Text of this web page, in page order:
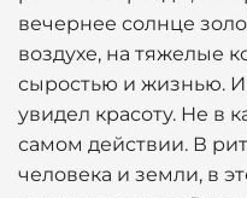
вечернее солнце
воздухе, на тяжелые
сыростью и жизнью. И
увидел красоту. Не в
самом действии. В
человека и земли, в